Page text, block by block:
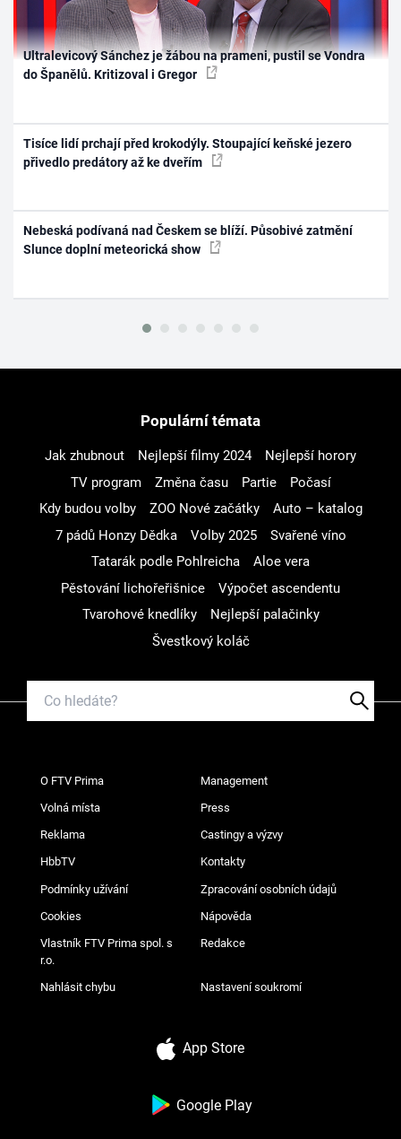
Ultralevicový Sánchez je žábou na prameni, pustil se Vondra
do Španělů. Kritizoval i Gregor
Tisíce lidí prchají před krokodýly. Stoupající keňské jezero
přivedlo predátory až ke dveřím
Nebeská podívaná nad Českem se blíží. Působivé zatmění
Slunce doplní meteorická show
Populární témata
Jak zhubnout Nejlepší filmy 2024
Nejlepší horory
TV program
Změna času Partie
Počasí
Kdy budou volby
ZOO Nové začátky
Auto – katalog
7 pádů Honzy Dědka
Volby 2025
Svařené víno
Tatarák podle Pohlreicha
Aloe vera
Pěstování lichořeřišnice
Výpočet ascendentu
Tvarohové knedlíky
Nejlepší palačinky
Švestkový koláč
O FTV Prima Management
Volná místa Press
Reklama Castingy a výzvy
HbbTV Kontakty
Podmínky užívání Zpracování osobních údajů
Cookies Nápověda
Vlastník FTV Prima spol. s
r.o.
Redakce
Nahlásit chybu Nastavení soukromí
App Store
Google Play